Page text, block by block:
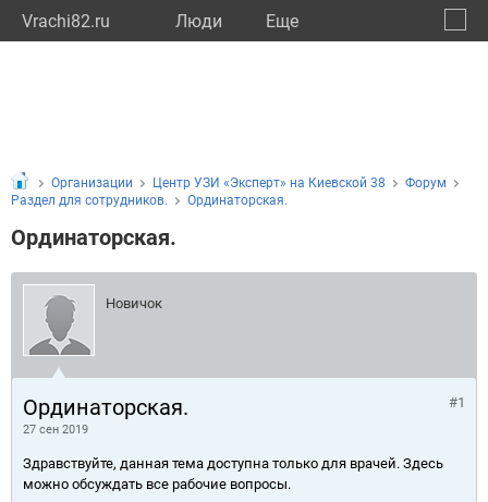
Vrachi82.ru Люди Eще
Организации Центр УЗИ «Эксперт» на Киевской 38
Форум
Раздел для сотрудников.
Ординаторская.
Ординаторская.
Новичок
Ординаторская.
27 сен 2019
#1
Здравствуйте, данная тема доступна только для врачей. Здесь
можно обсуждать все рабочие вопросы.